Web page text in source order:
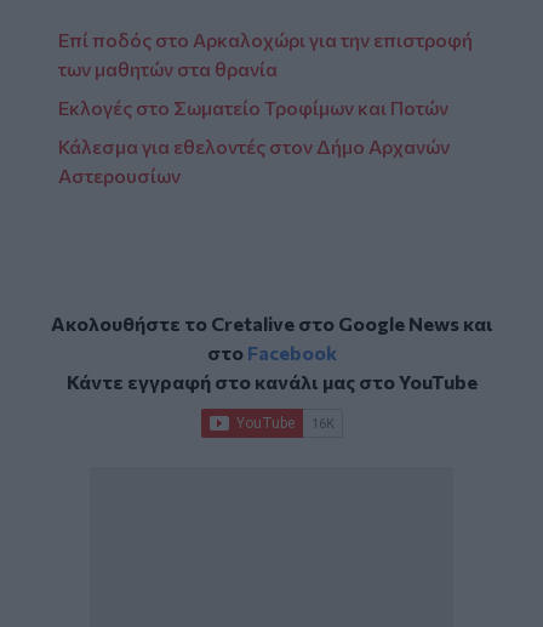
Επί ποδός στο Αρκαλοχώρι για την επιστροφή
των μαθητών στα θρανία
Εκλογές στο Σωματείο Τροφίμων και Ποτών
Κάλεσμα για εθελοντές στον Δήμο Αρχανών
Αστερουσίων
Ακολουθήστε το Cretalive στο Google Newsκαι
στο Facebook
Κάντε εγγραφή στο κανάλι μας στοYouTube